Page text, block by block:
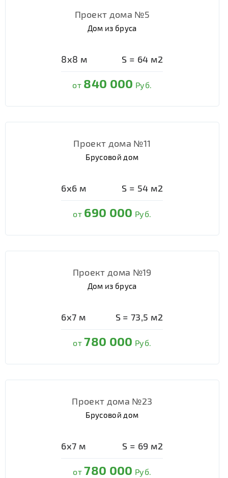
Проект дома №5
Дом из бруса
8х8 м S = 64 м2
от 840 000 Руб.
Проект дома №11
Брусовой дом
6х6 м S = 54 м2
от 690 000 Руб.
Проект дома №19
Дом из бруса
6х7 м S = 73,5 м2
от780 000 Руб.
Проект дома №23
Брусовой дом
6х7 м S = 69 м2
от780 000 Руб.